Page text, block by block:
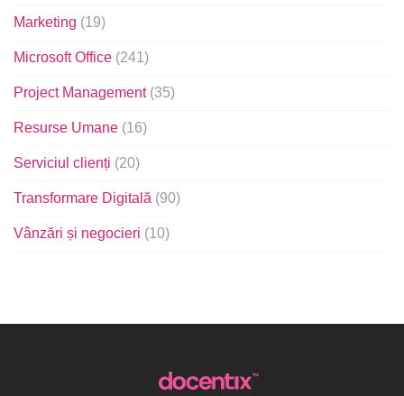
Marketing (19)
Microsoft Office (241)
Project Management (35)
Resurse Umane (16)
Serviciul clienți (20)
Transformare Digitală (90)
Vânzări și negocieri (10)